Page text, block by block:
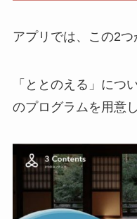
アプリでは、この2つ
「ととのえる」につ
のプログラムを用意